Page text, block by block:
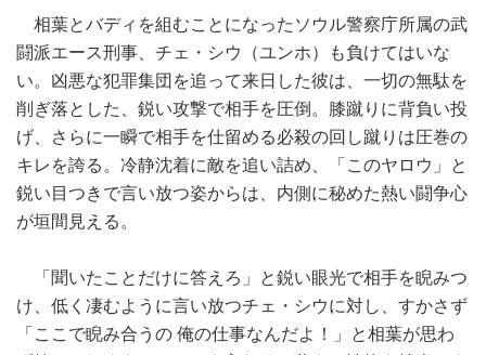
相葉とバディを組むことになったソウル警察庁所属の武
闘派エース刑事、チェ・シウ（ユンホ）も負けてはいな
い。凶悪な犯罪集団を追って来日した彼は、一切の無駄を
削ぎ落とした、鋭い攻撃で相手を圧倒。膝蹴りに背負い投
げ、さらに一瞬で相手を仕留める必殺の回し蹴りは圧巻の
キレを誇る。冷静沈着に敵を追い詰め、「このヤロウ」と
鋭い目つきで言い放つ姿からは、内側に秘めた熱い闘争心
が垣間見える。
「聞いたことだけに答えろ」と鋭い眼光で相手を睨みつ
け、低く凄むように言い放つチェ・シウに対し、すかさず
「ここで睨み合うの 俺の仕事なんだよ！」と相葉が思わ